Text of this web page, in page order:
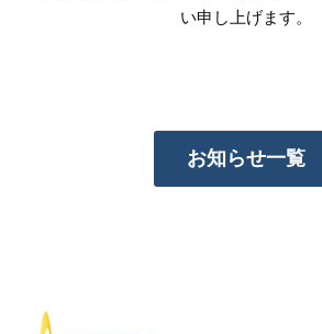
い申し上げます。
お知らせ一覧